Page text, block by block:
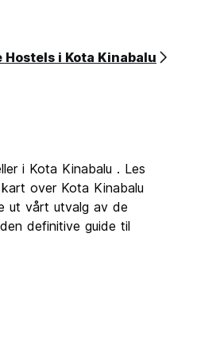
Hostels i Kota Kinabalu
i Kota Kinabalu . Les
over Kota Kinabalu
ut vårt utvalg av de
definitive guide til